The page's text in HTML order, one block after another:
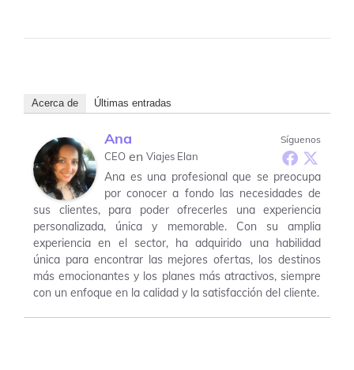
Acerca de Últimas entradas
Síguenos
Ana
CEO en Viajes Elan
Ana es una profesional que se preocupa
por conocer a fondo las necesidades de
sus clientes, para poder ofrecerles una experiencia
personalizada, única y memorable. Con su amplia
experiencia en el sector, ha adquirido una habilidad
única para encontrar las mejores ofertas, los destinos
más emocionantes y los planes más atractivos, siempre
con un enfoque en la calidad y la satisfacción del cliente.